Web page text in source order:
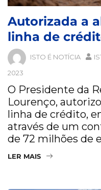
Autorizada a
linha de
ISTO É NOTÍCIA
2023
O Presidente da
Lourenço,
linha de crédito,
através de um
de 72 milhões de
LER MAIS